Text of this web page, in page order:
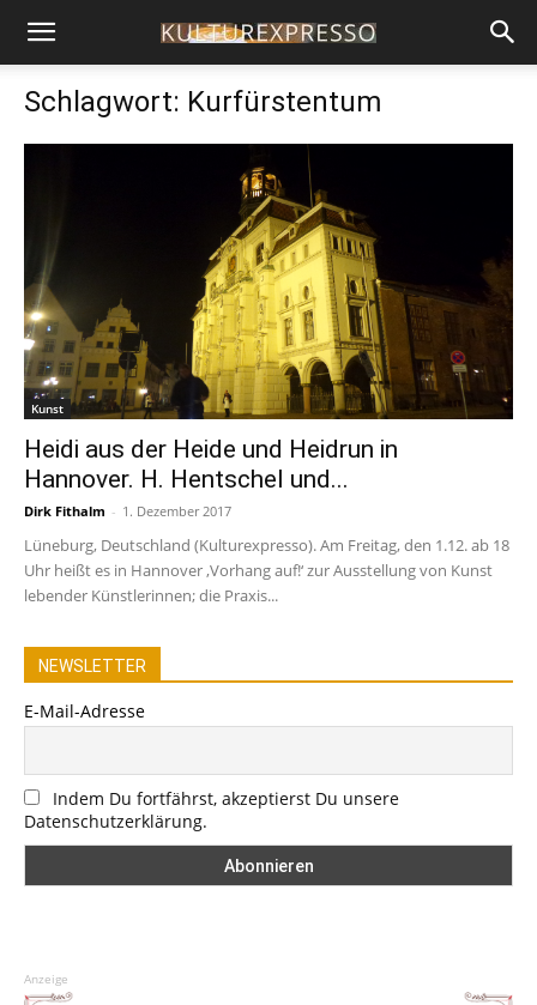
Schlagwort: Kurfürstentum
Kunst
Heidi aus der Heide und Heidrun in
Hannover. H. Hentschel und...
Dirk Fithalm - 1. Dezember 2017
Lüneburg, Deutschland (Kulturexpresso). Am Freitag, den 1.12. ab 18
Uhr heißt es in Hannover ‚Vorhang auf!‘ zur Ausstellung von Kunst
lebender Künstlerinnen; die Praxis...
NEWSLETTER
E-Mail-Adresse
Indem Du fortfährst, akzeptierst Du unsere
Datenschutzerklärung.
Anzeige